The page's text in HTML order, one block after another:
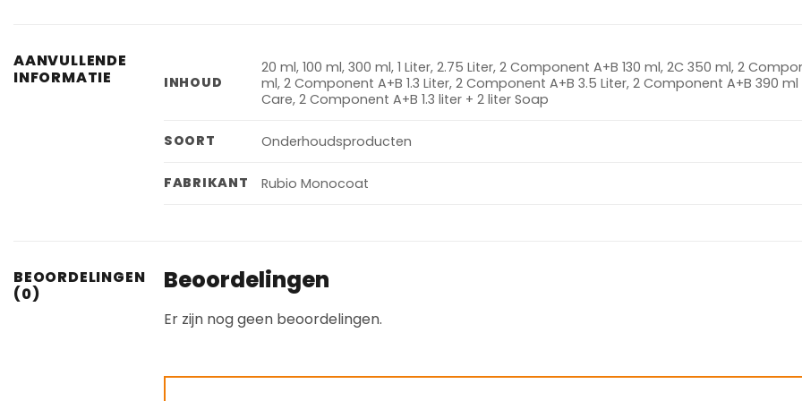
AANVULLENDE
INFORMATIE
INHOUD
20 ml, 100 ml, 300 ml, 1 Liter, 2.75 Liter, 2 Component A+B 130 ml, 2C 350 ml, 2
ml, 2 Component A+B 1.3 Liter, 2 Component A+B 3.5 Liter, 2 Component A+B 390
Care, 2 Component A+B 1.3 liter + 2 liter Soap
SOORT Onderhoudsproducten
FABRIKANT Rubio Monocoat
BEOORDELINGEN
(0)
Beoordelingen
Er zijn nog geen beoordelingen.